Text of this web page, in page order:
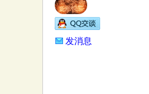
发消息